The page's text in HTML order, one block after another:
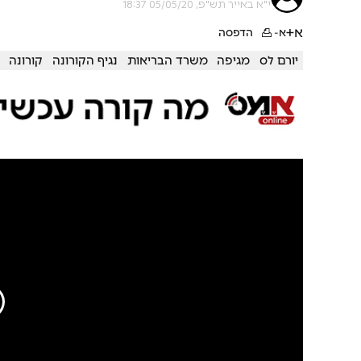
י"א באייר תש"פ, 05/05/20 18:37
א+א- הדפסה
יורם לס מגיפה משרד הבריאות נגיף הקורונה קורונה